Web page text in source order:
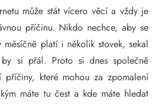
může stát vícero věcí a vždy je
příčinu. Nikdo nechce, aby se
měsíčně platí i několik stovek, sekal
si přál. Proto si dnes společně
příčiny, které mohou za zpomalení
máte tu čest a kde máte hledat